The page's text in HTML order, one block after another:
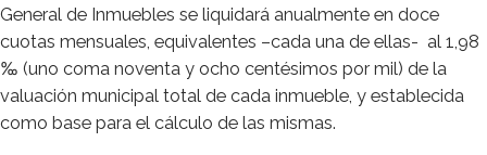
General de Inmuebles se liquidará anualmente en doce
cuotas mensuales, equivalentes –cada una de ellas- al 1,98
‰ (uno coma noventa y ocho centésimos por mil) de la
valuación municipal total de cada inmueble, y establecida
como base para el cálculo de las mismas.